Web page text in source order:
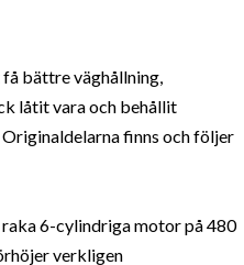
bättre väghållning,
låtit vara och behållit
finns och följer
6-cylindriga motor på 480
verkligen